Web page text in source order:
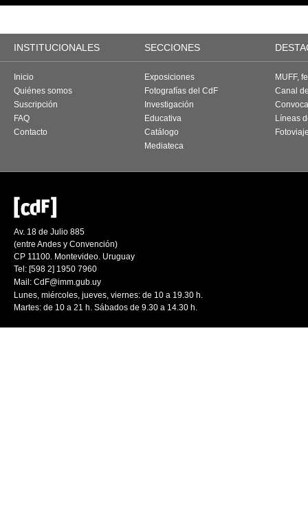
INSTITUCIONALES SECCIONES
Inicio
Quiénes somos
Suscripción
FAQ
Contacto
Exposiciones
Fotografías del CdF
Investigación
Educativa
Catálogo
Mediateca
MUFF,
Canal
Líneas
Av. 18 de Julio 885
(entre Andes y Convención)
CP 11100. Montevideo. Uruguay
Tel: [598 2] 1950 7960
Mail: CdF@imm.gub.uy
Lunes, miércoles, jueves, viernes: de 10 a 19.30 h.
Martes: de 10 a 21 h. Sábados de 9.30 a 14.30 h.